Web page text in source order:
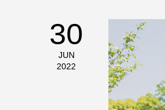
30
JUN
2022